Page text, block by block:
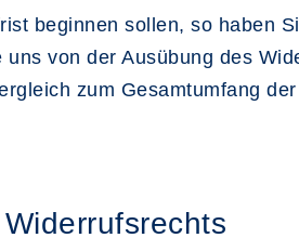
beginnen sollen, so haben
von der Ausübung des
zum Gesamtumfang